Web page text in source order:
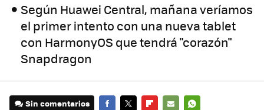
Según Huawei Central, mañana veríamos
el primer intento con una nueva tablet
con HarmonyOS que tendrá "corazón"
Snapdragon
Sin comentarios